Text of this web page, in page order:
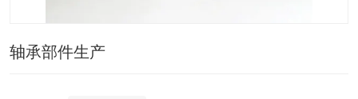
轴承部件生产